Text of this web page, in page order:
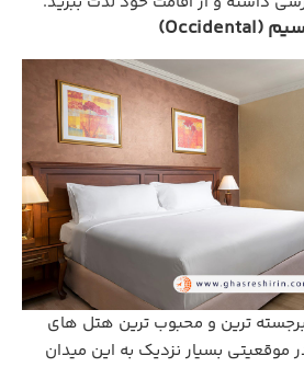
‌ترین و محبوب ‌ترین هتل‌ های
موقعیتی بسیار نزدیک به این میدان